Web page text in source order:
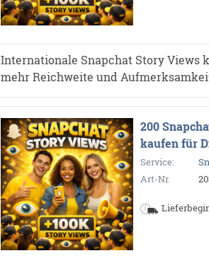
Internationale Snapchat Story Views
mehr Reichweite und
200
kaufen für
Service:
Art-Nr.